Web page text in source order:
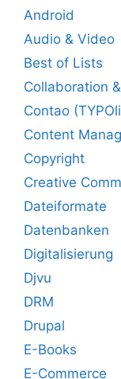
Android
Audio & Video
Best of Lists
Collaboration
Contao
Content
Copyright
Creative
Dateiformate
Datenbanken
Digitalisierung
Djvu
DRM
Drupal
E-Books
E-Commerce